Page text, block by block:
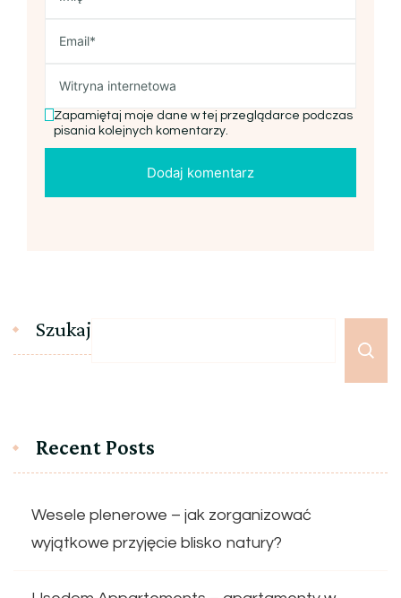
Zapamiętaj moje dane w tej przeglądarce podczas
pisania kolejnych komentarzy.
Szukaj
Recent Posts
Wesele plenerowe – jak zorganizować
wyjątkowe przyjęcie blisko natury?